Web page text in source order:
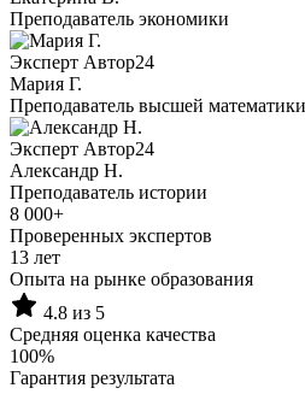
Преподаватель экономики
Эксперт Автор24
Мария Г.
Преподаватель высшей математики
Эксперт Автор24
Александр Н.
Преподаватель истории
8 000+
Проверенных экспертов
13 лет
Опыта на рынке образования
4.8 из 5
Средняя оценка качества
100%
Гарантия результата